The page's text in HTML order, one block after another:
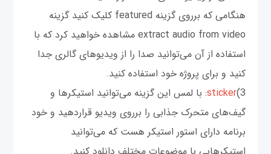
هنگامی که برروی گزینه featured کلیک کنید گزینه
extract audio from video مشاهده خواهید کرد که با
استفاده از آن می‌توانید صدا را از ویدیوهای گالری جدا
کنید و برای پروژه خود استفاده کنید.
3)
sticker: با لمس این گزینه می‌توانید استیکرها و
گیف‌های متحرک جذابی را برروی ویدیو قراردهید و خود
برنامه دارای استور استیکر هست که می‌توانید